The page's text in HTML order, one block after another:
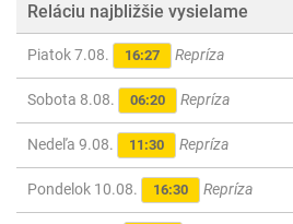
Reláciu najbližšie vysielame
Piatok 7.08. 16:27 Repríza
Sobota 8.08. 06:20 Repríza
Nedeľa 9.08. 11:30 Repríza
Pondelok 10.08. 16:30 Repríza